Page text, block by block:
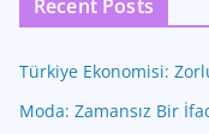
Recent Posts
Türkiye Ekonomisi:
Moda: Zamansız Bir